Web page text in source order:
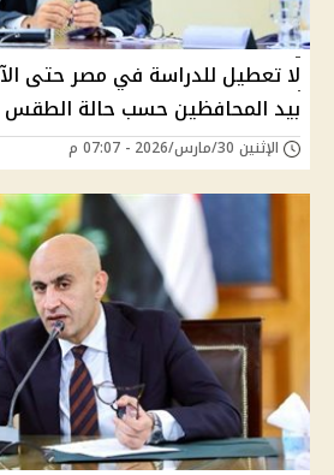
لا تعطيل للدراسة في مصر حتى
بيد المحافظين حسب حالة الطقس
الإثنين 30/مارس/2026 - 07:07 م